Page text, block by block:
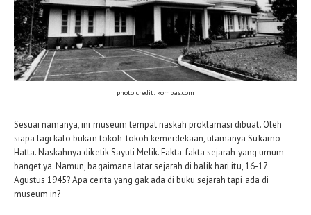
photo credit: kompas.com
Sesuai namanya, ini museum tempat naskah proklamasi dibuat. Oleh
siapa lagi kalo bukan tokoh-tokoh kemerdekaan, utamanya Sukarno
Hatta. Naskahnya diketik Sayuti Melik. Fakta-fakta sejarah yang umum
banget ya. Namun, bagaimana latar sejarah di balik hari itu, 16-17
Agustus 1945? Apa cerita yang gak ada di buku sejarah tapi ada di
museum in?